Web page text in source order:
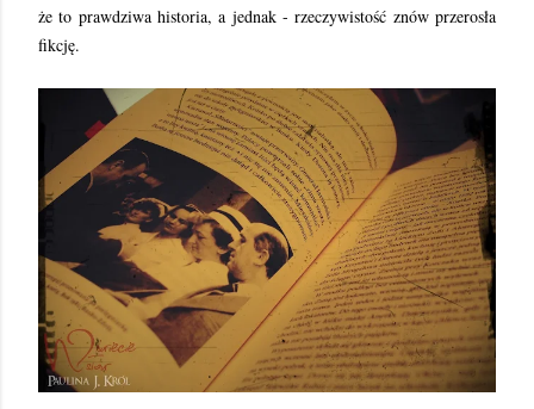
że to prawdziwa historia, a jednak - rzeczywistość znów przerosła
fikcję.